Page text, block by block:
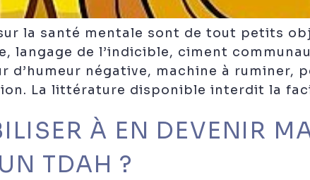
la santé mentale sont de tout petits
langage de l’indicible, ciment
d’humeur négative, machine à ruminer,
La littérature disponible interdit la
À EN DEVENIR
TDAH ?